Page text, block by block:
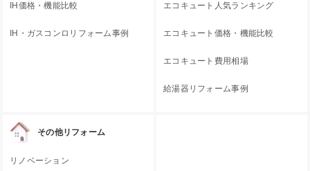
IH価格・機能比較
IH・ガスコンロリフォーム事例
エコキュート人気ランキング
エコキュート価格・機能比較
エコキュート費用相場
給湯器リフォーム事例
その他リフォーム
リノベーション